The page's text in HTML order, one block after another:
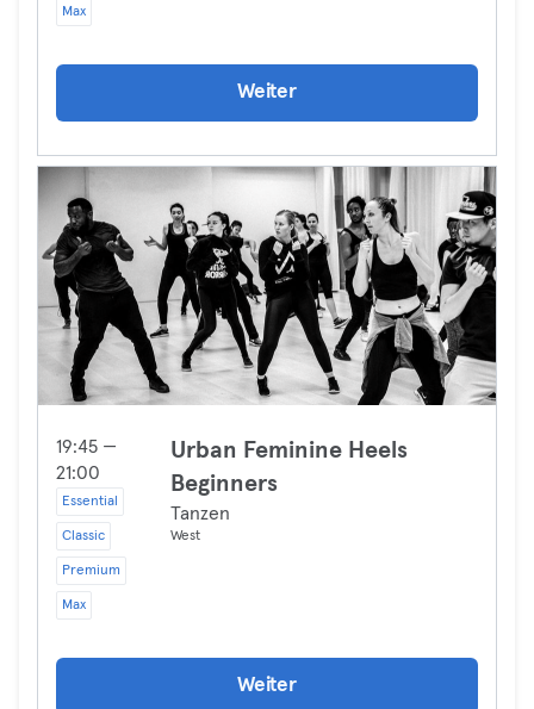
Max
Weiter
19:45 —
21:00
Essential
Classic
Premium
Max
Urban Feminine Heels
Beginners
Tanzen
West
Weiter